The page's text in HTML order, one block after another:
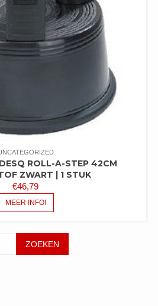
ROLL-A-STEP 42CM
ZWART | 1 STUK
€46,79
MEER INFO!
ZOEKEN